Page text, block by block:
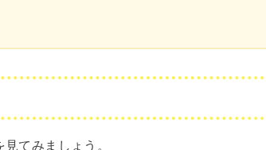
てみましょう。